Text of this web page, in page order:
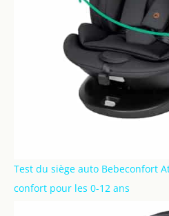
Test du siège auto Bebeconfort
confort pour les 0-12 ans